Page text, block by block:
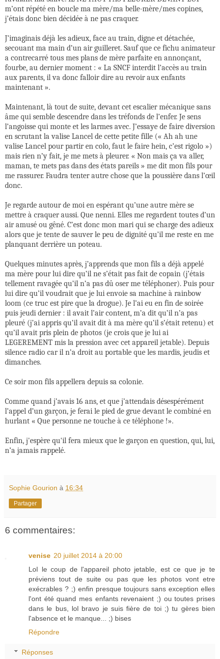
m’ont répété en boucle ma mère/ma belle-mère/mes copines,
j’étais donc bien décidée à ne pas craquer.
J’imaginais déjà les adieux, face au train, digne et détachée,
secouant ma main d’un air guilleret. Sauf que ce fichu animateur
a contrecarré tous mes plans de mère parfaite en annonçant,
fourbe, au dernier moment : « La SNCF interdit l’accès au train
aux parents, il va donc falloir dire au revoir aux enfants
maintenant ».
Maintenant, là tout de suite, devant cet escalier mécanique sans
âme qui semble descendre dans les tréfonds de l’enfer. Je sens
l’angoisse qui monte et les larmes avec. J’essaye de faire diversion
en scrutant la valise Lancel de cette petite fille (« Ah ah une
valise Lancel pour partir en colo, faut le faire hein, c’est rigolo »)
mais rien n’y fait, je me mets à pleurer. « Non mais ça va aller,
maman, te mets pas dans des états pareils » me dit mon fils pour
me rassurer. Faudra tenter autre chose que la poussière dans l’œil
donc.
Je regarde autour de moi en espérant qu’une autre mère se
mettre à craquer aussi. Que nenni. Elles me regardent toutes d’un
air amusé ou gêné. C’est donc mon mari qui se charge des adieux
alors que je tente de sauver le peu de dignité qu’il me reste en me
planquant derrière un poteau.
Quelques minutes après, j’apprends que mon fils a déjà appelé
ma mère pour lui dire qu’il ne s’était pas fait de copain (j’étais
tellement ravagée qu’il n’a pas dû oser me téléphoner). Puis pour
lui dire qu’il voudrait que je lui envoie sa machine à rainbow
loom (ce truc est pire que la drogue). Je l’ai eu en fin de soirée
puis jeudi dernier : il avait l’air content, m’a dit qu’il n’a pas
pleuré (j’ai appris qu’il avait dit à ma mère qu’il s’était retenu) et
qu’il avait pris plein de photos (je crois que je lui ai
LEGEREMENT mis la pression avec cet appareil jetable). Depuis
silence radio car il n’a droit au portable que les mardis, jeudis et
dimanches.
Ce soir mon fils appellera depuis sa colonie.
Comme quand j’avais 16 ans, et que j’attendais désespérément
l’appel d’un garçon, je ferai le pied de grue devant le combiné en
hurlant « Que personne ne touche à ce téléphone !».
Enfin, j'espère qu'il fera mieux que le garçon en question, qui, lui,
n’a jamais rappelé.
Sophie Gourion à 16:34
Partager
6 commentaires:
venise 20 juillet 2014 à 20:00
Lol le coup de l'appareil photo jetable, est ce que je te
préviens tout de suite ou pas que les photos vont etre
exécrables ? ;) enfin presque toujours sans exception elles
l'ont été quand mes enfants revenaient ;) ou toutes prises
dans le bus, lol bravo je suis fière de toi ;) tu gères bien
l'absence et le manque... ;) bises
Répondre
Réponses